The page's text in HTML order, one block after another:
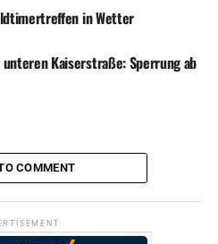
„BraWatuVo“
in Wetter
unteren Kaiserstraße: Sperrung ab
COMMENT